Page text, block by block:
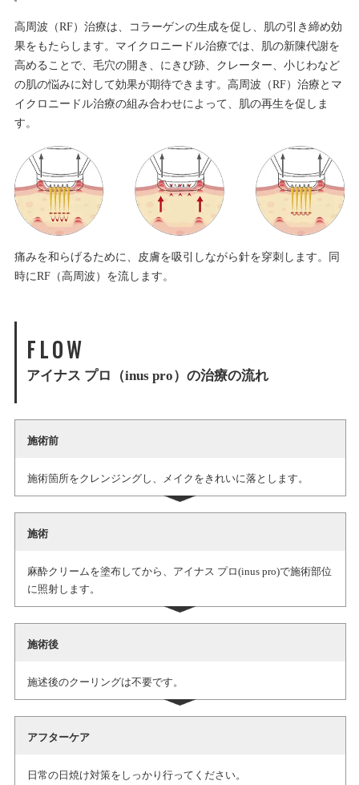
高周波（RF）治療は、コラーゲンの生成を促し、肌の引き締め効
果をもたらします。マイクロニードル治療では、肌の新陳代謝を
高めることで、毛穴の開き、にきび跡、クレーター、小じわなど
の肌の悩みに対して効果が期待できます。高周波（RF）治療とマ
イクロニードル治療の組み合わせによって、肌の再生を促しま
す。
痛みを和らげるために、皮膚を吸引しながら針を穿刺します。同
時にRF（高周波）を流します。
FLOW
アイナス プロ（inus pro）の治療の流れ
施術前
施術箇所をクレンジングし、メイクをきれいに落とします。
施術
麻酔クリームを塗布してから、アイナス プロ(inus pro)で施術部位
に照射します。
施術後
施述後のクーリングは不要です。
アフターケア
日常の日焼け対策をしっかり行ってください。